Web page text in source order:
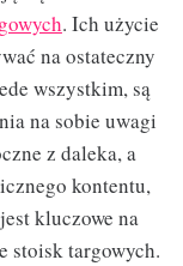
. Ich użycie
na ostateczny
wszystkim, są
na sobie uwagi
z daleka, a
kontentu,
kluczowe na
stoisk targowych.